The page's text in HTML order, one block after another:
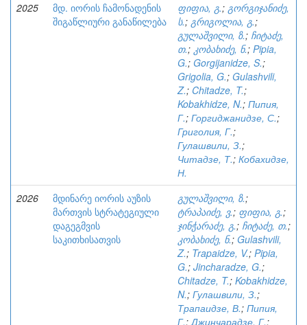
2025
მდ. იორის ჩამონადენის
შიგაწლიური განაწილება
ფიფია, გ.; გორგიჯანიძე,
ს.; გრიგოლია, გ.;
გულაშვილი, ზ.; ჩიტაძე,
თ.; კობახიძე, ნ.; Pipia,
G.; Gorgijanidze, S.;
Grigolia, G.; Gulashvili,
Z.; Chitadze, T.;
Kobakhidze, N.; Пипия,
Г.; Горгиджанидзе, С.;
Григолия, Г.;
Гулашвили, З.;
Читадзе, Т.; Кобахидзе,
Н.
2026
მდინარე იორის აუზის
მართვის სტრატეგიული
დაგეგმვის
საკითხისათვის
გულაშვილი, ზ.;
ტრაპაიძე, ვ.; ფიფია, გ.;
ჯინჭარაძე, გ.; ჩიტაძე, თ.;
კობახიძე, ნ.; Gulashvili,
Z.; Trapaidze, V.; Pipia,
G.; Jincharadze, G.;
Chitadze, T.; Kobakhidze,
N.; Гулашвили, З.;
Трапаидзе, В.; Пипия,
Г.;Джинчарадзе, Г.;